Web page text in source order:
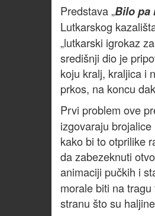
Predstava „Bilo pa
Lutkarskog
„lutkarski igrokaz
središnji dio je
koju kralj, kraljica i
prkos, na koncu
Prvi problem ove
izgovaraju
kako bi to otprilike
da zabezeknuti
animaciji pučkih i
morale biti na
stranu što su